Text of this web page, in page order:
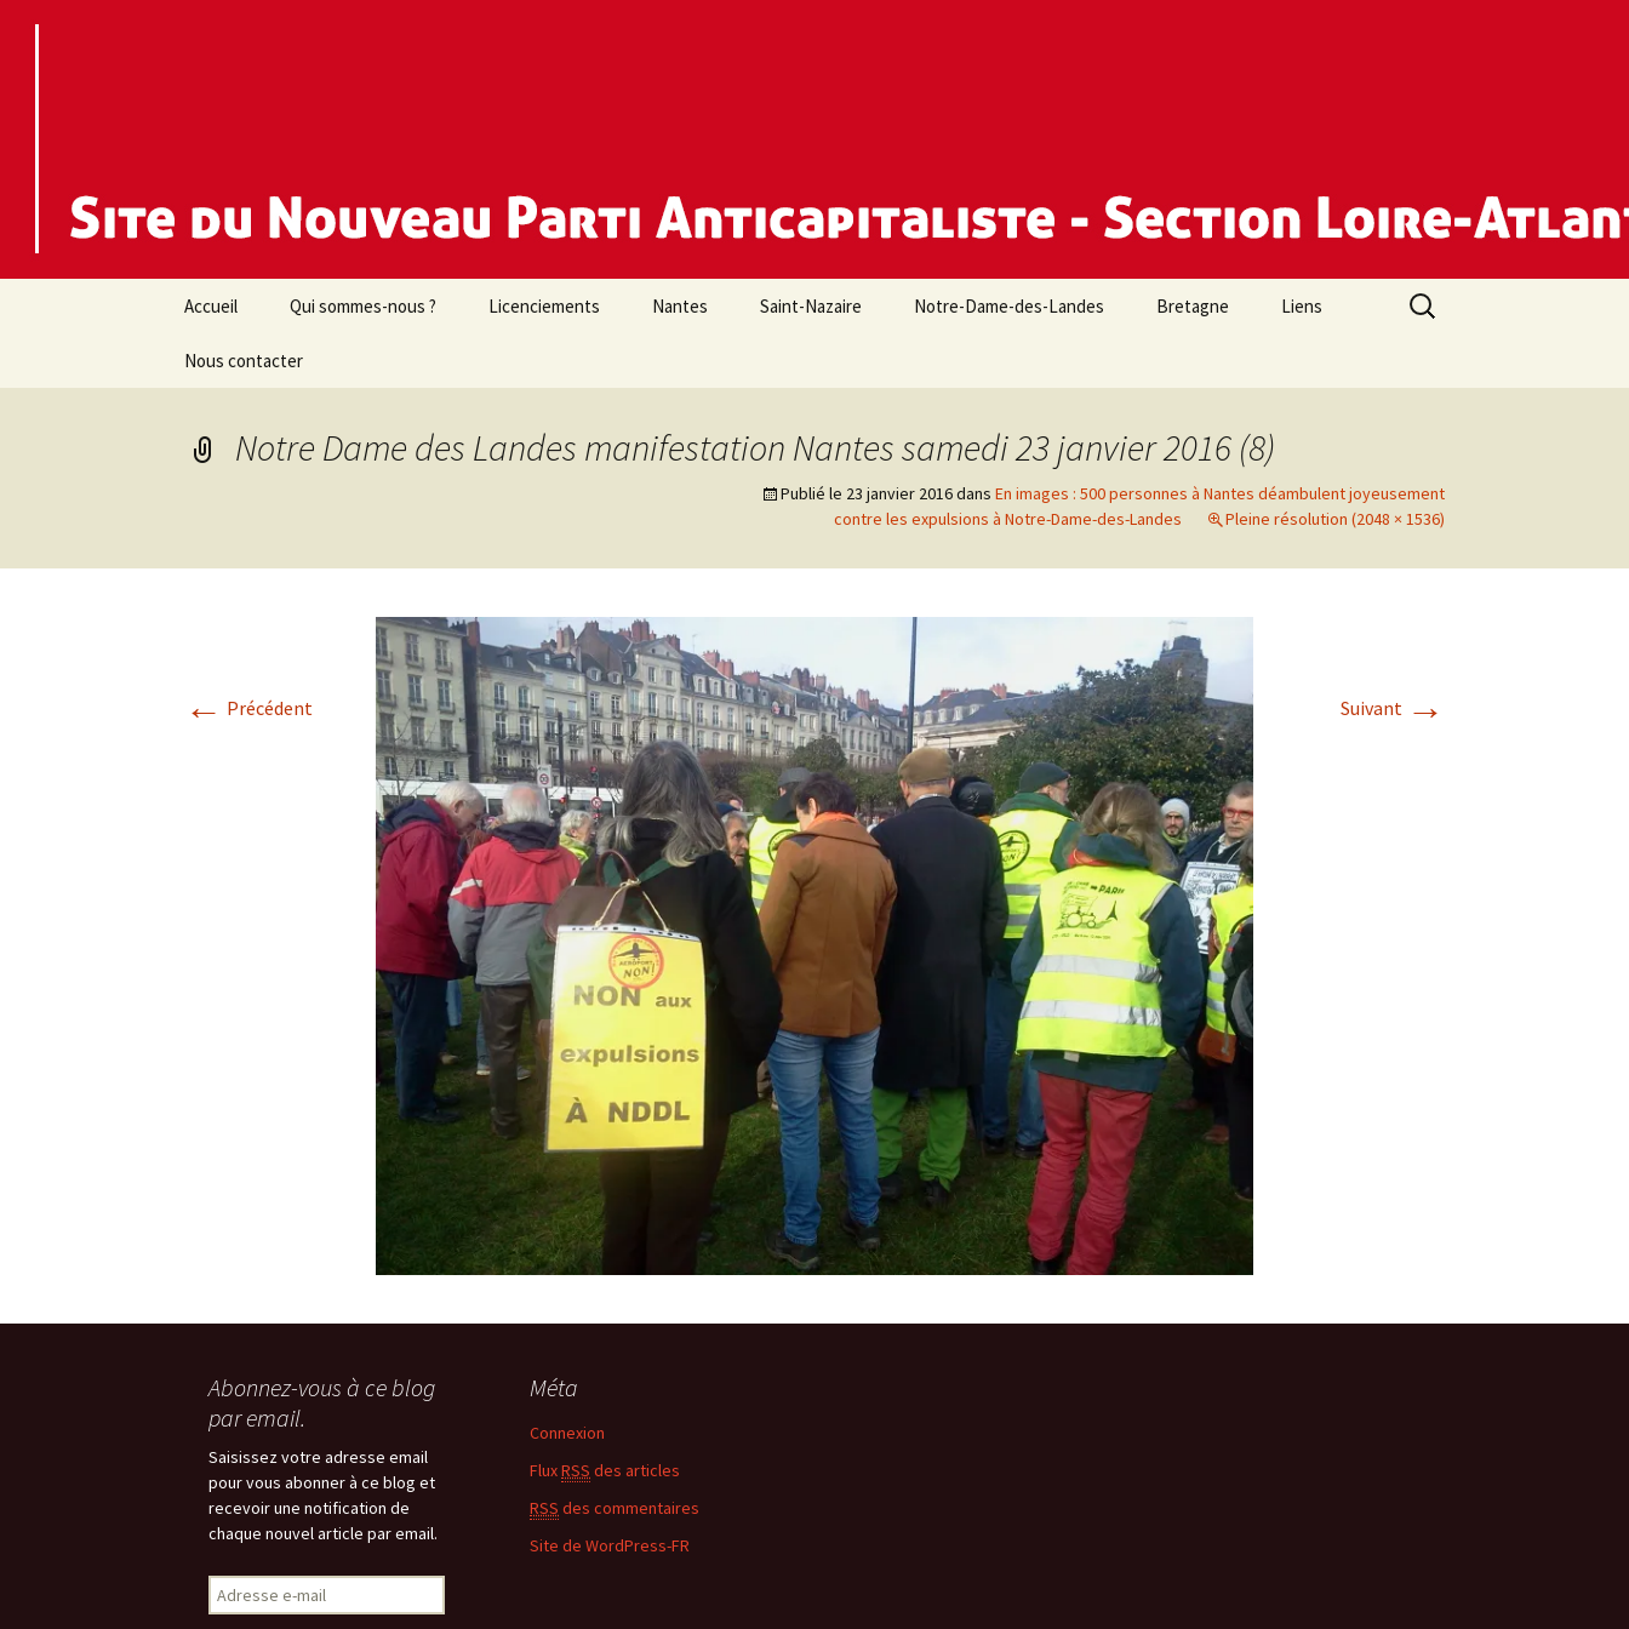
contenu
Accueil Qui sommes-nous ? Licenciements Nantes Saint-Nazaire Notre-Dame-des-Landes Bretagne Liens
Nous contacter
Rechercher :
Notre Dame des Landes manifestation Nantes samedi 23 janvier 2016 (8)
Publié le 23 janvier 2016dans En images : 500 personnes à Nantes déambulent joyeusement
contre les expulsions à Notre-Dame-des-Landes
Pleine résolution (2048 × 1536)
← Précédent Suivant →
Abonnez-vous à ce blog
par email.
Saisissez votre adresse email
pour vous abonner à ce blog et
recevoir une notification de
chaque nouvel article par email.
Adresse
e-
Méta
Connexion
FluxRSS des articles
RSS des commentaires
Site de WordPress-FR